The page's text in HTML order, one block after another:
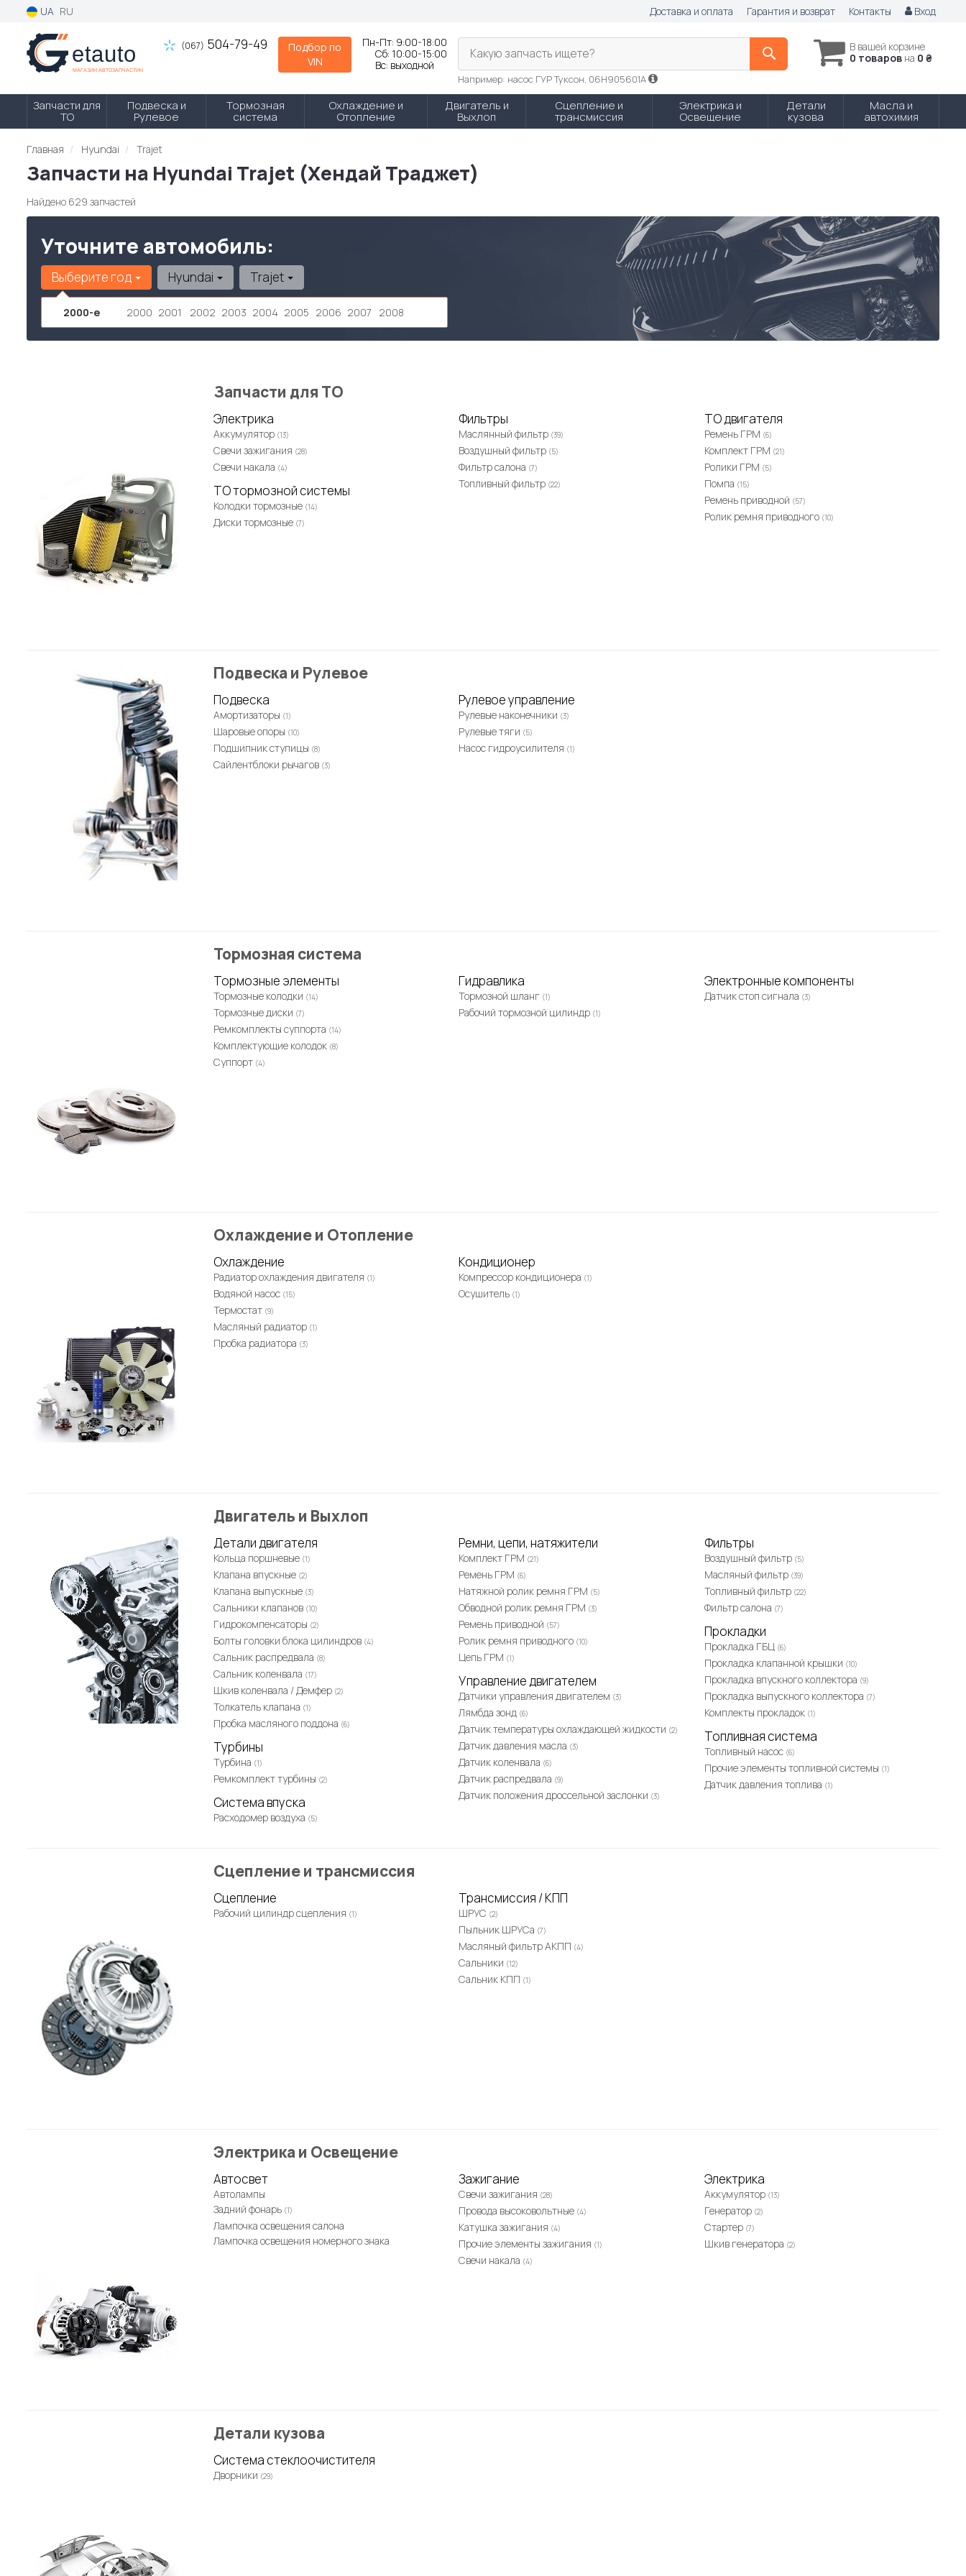
UA RU Доставка и оплата Гарантия и возврат Контакты Вход
(067) 504-79-49
Подбор по
VIN
Пн-Пт: 9:00-18:00
Сб: 10:00-15:00
Вс: выходной
В вашей корзине
0 товаров на 0 ₴
Какую запчасть ищете?
Например: насос ГУР Туксон, 06H905601A
Запчасти для
ТО
Подвеска и
Рулевое
Тормозная
система
Охлаждение и
Отопление
Двигатель и
Выхлоп
Сцепление и
трансмиссия
Электрика и
Освещение
Детали
кузова
Масла и
автохимия
Главная Hyundai Trajet
Запчасти на Hyundai Trajet (Хендай Траджет)
Найдено 629 запчастей
Уточните автомобиль:
Выберите год
2000-е 2000 2001 2002 2003 2004 2005 2006 2007 2008
Hyundai Trajet
Запчасти для ТО
Электрика
Аккумулятор (13)
Свечи зажигания (28)
Свечи накала (4)
Фильтры
Маслянный фильтр (39)
Воздушный фильтр (5)
Фильтр салона (7)
Топливный фильтр (22)
ТО двигателя
Ремень ГРМ (6)
Комплект ГРМ (21)
Ролики ГРМ (5)
Помпа (15)
Ремень приводной (57)
Ролик ремня приводного (10)
ТО тормозной системы
Колодки тормозные (14)
Диски тормозные (7)
Подвеска и Рулевое
Подвеска
Амортизаторы (1)
Шаровые опоры (10)
Подшипник ступицы (8)
Сайлентблоки рычагов (3)
Рулевое управление
Рулевые наконечники (3)
Рулевые тяги (5)
Насос гидроусилителя (1)
Тормозная система
Тормозные элементы
Тормозные колодки (14)
Тормозные диски (7)
Ремкомплекты суппорта (14)
Комплектующие колодок (8)
Суппорт (4)
Гидравлика
Тормозной шланг (1)
Рабочий тормозной цилиндр (1)
Электронные компоненты
Датчик стоп сигнала (3)
Охлаждение и Отопление
Охлаждение
Радиатор охлаждения двигателя (1)
Водяной насос (15)
Термостат (9)
Масляный радиатор (1)
Пробка радиатора (3)
Кондиционер
Компрессор кондиционера (1)
Осушитель (1)
Двигатель и Выхлоп
Детали двигателя
Кольца поршневые (1)
Клапана впускные (2)
Клапана выпускные (3)
Сальники клапанов (10)
Гидрокомпенсаторы (2)
Болты головки блока цилиндров (4)
Сальник распредвала (8)
Сальник коленвала (17)
Шкив коленвала / Демфер (2)
Толкатель клапана (1)
Пробка масляного поддона (6)
Ремни, цепи, натяжители
Комплект ГРМ (21)
Ремень ГРМ (6)
Натяжной ролик ремня ГРМ (5)
Обводной ролик ремня ГРМ (3)
Ремень приводной (57)
Ролик ремня приводного (10)
Цепь ГРМ (1)
Фильтры
Воздушный фильтр (5)
Масляный фильтр (39)
Топливный фильтр (22)
Фильтр салона (7)
Прокладки
Прокладка ГБЦ (6)
Прокладка клапанной крышки (10)
Прокладка впускного коллектора (9)
Прокладка выпускного коллектора (7)
Комплекты прокладок (1)
Управление двигателем
Датчики управления двигателем (3)
Лямбда зонд (6)
Датчик температуры охлаждающей жидкости (2)
Датчик давления масла (3)
Датчик коленвала (6)
Датчик распредвала (9)
Датчик положения дроссельной заслонки (3)
Топливная система
Топливный насос (6)
Прочие элементы топливной системы (1)
Датчик давления топлива (1)
Турбины
Турбина (1)
Ремкомплект турбины (2)
Система впуска
Расходомер воздуха (5)
Сцепление и трансмиссия
Сцепление
Рабочий цилиндр сцепления (1)
Трансмиссия / КПП
ШРУС (2)
Пыльник ШРУСа (7)
Масляный фильтр АКПП (4)
Сальники (12)
Сальник КПП (1)
Электрика и Освещение
Автосвет
Автолампы
Задний фонарь (1)
Лампочка освещения салона
Лампочка освещения номерного знака
Зажигание
Свечи зажигания (28)
Провода высоковольтные (4)
Катушка зажигания (4)
Прочие элементы зажигания (1)
Свечи накала (4)
Электрика
Аккумулятор (13)
Генератор (2)
Стартер (7)
Шкив генератора (2)
Детали кузова
Система стеклоочистителя
Дворники (29)